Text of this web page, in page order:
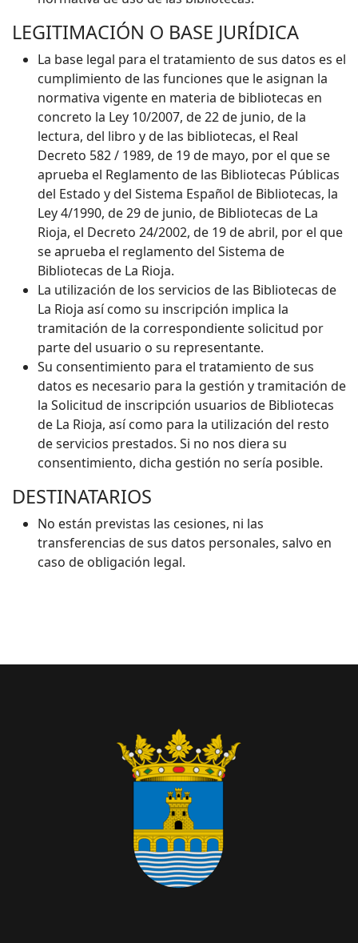
LEGITIMACIÓN O BASE JURÍDICA
La base legal para el tratamiento de sus datos es el
cumplimiento de las funciones que le asignan la
normativa vigente en materia de bibliotecas en
concreto la Ley 10/2007, de 22 de junio, de la
lectura, del libro y de las bibliotecas, el Real
Decreto 582 / 1989, de 19 de mayo, por el que se
aprueba el Reglamento de las Bibliotecas Públicas
del Estado y del Sistema Español de Bibliotecas, la
Ley 4/1990, de 29 de junio, de Bibliotecas de La
Rioja, el Decreto 24/2002, de 19 de abril, por el que
se aprueba el reglamento del Sistema de
Bibliotecas de La Rioja.
La utilización de los servicios de las Bibliotecas de
La Rioja así como su inscripción implica la
tramitación de la correspondiente solicitud por
parte del usuario o su representante.
Su consentimiento para el tratamiento de sus
datos es necesario para la gestión y tramitación de
la Solicitud de inscripción usuarios de Bibliotecas
de La Rioja, así como para la utilización del resto
de servicios prestados. Si no nos diera su
consentimiento, dicha gestión no sería posible.
DESTINATARIOS
No están previstas las cesiones, ni las
transferencias de sus datos personales, salvo en
caso de obligación legal.